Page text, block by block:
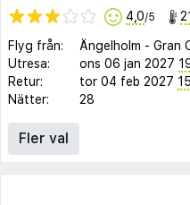
4,0/5
Flyg från: Ängelholm - Gran
Utresa:
ons 06 jan 2027
Retur:
tor 04 feb 2027
Nätter:
28
Fler val